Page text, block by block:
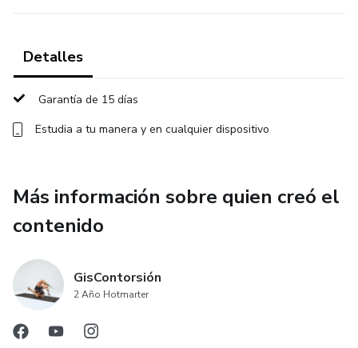
Una formación para todo aquel amante del movimiento
Detalles
Garantía de 15 días
Estudia a tu manera y en cualquier dispositivo
Más información sobre quien creó el
contenido
GisContorsión
2 Año Hotmarter